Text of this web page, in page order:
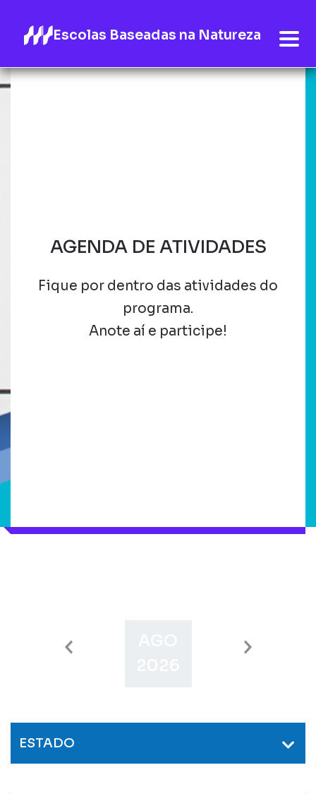
Escolas Baseadas na Natureza
AGENDA DE ATIVIDADES
Fique por dentro das atividades do
programa.
Anote aí e participe!
SET
ESTADO